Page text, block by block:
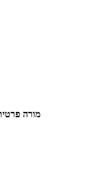
מורה